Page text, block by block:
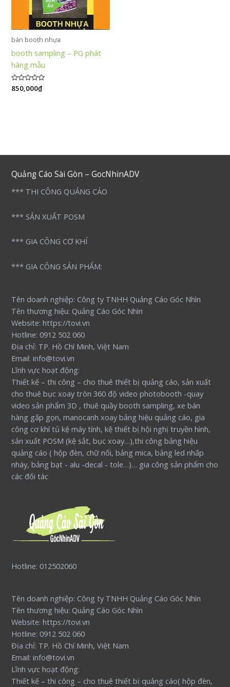
bán booth nhựa
booth sampling – PG phát
hàng mẫu
Được
xếp
850,000₫
Quảng Cáo Sài Gòn – GocNhinADV
*** THI CÔNG QUẢNG CÁO
*** SẢN XUẤT POSM
*** GIA CÔNG CƠ KHÍ
*** GIA CÔNG SẢN PHẨM:
Tên doanh nghiệp: Công ty TNHH Quảng Cáo Góc Nhìn
Tên thương hiệu: Quảng Cáo Góc Nhìn
Website: https://tovi.vn
Hotline: 0912 502 060
Địa chỉ: TP. Hồ Chí Minh, Việt Nam
Email: info@tovi.vn
Lĩnh vực hoạt động:
Thiết kế – thi công – cho thuê thiết bị quảng cáo, sản xuất
cho thuê bục xoay tròn 360 độ video photobooth -quay
video sản phẩm 3D , thuê quầy booth sampling, xe bán
hàng gấp gọn, manocanh xoay bảng hiệu quảng cáo, gia
công cơ khí tủ kệ máy tính, kệ thiết bị hội nghị truyền hình,
sản xuất POSM (kệ sắt, bục xoay…),thi công bảng hiệu
quảng cáo ( hộp đèn, chữ nổi, bảng mica, bảng led nhấp
nháy, bảng bạt - alu -decal - tole…)… gia công sản phẩm cho
các đối tác
Hotline: 012502060
Tên doanh nghiệp: Công ty TNHH Quảng Cáo Góc Nhìn
Tên thương hiệu: Quảng Cáo Góc Nhìn
Website: https://tovi.vn
Hotline: 0912 502 060
Địa chỉ: TP. Hồ Chí Minh, Việt Nam
Email: info@tovi.vn
Lĩnh vực hoạt động:
Thiết kế – thi công – cho thuê thiết bị quảng cáo( hộp đèn,